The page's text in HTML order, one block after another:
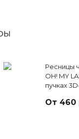
Ресницы
OH! MY
пучках
От 460